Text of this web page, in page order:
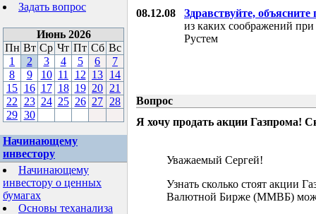
Задать вопрос
Июнь 2026
Пн Вт Ср Чт Пт Сб Вс
1
2 3 4 5 6
7
8
9 10 11 12 13 14
15 16 17 18 19 20 21
22
23 24 25 26 27 28
29 30
Начинающему
инвестору
Начинающему
инвестору о ценных
бумагах
Основы теханализа
08.12.08
Здравствуйте, объясните
из каких соображений
Рустем
Вопрос
Я хочу продать акции Газпрома!
Уважаемый Сергей!
Узнать сколько стоят акции
Валютной Бирже (ММВБ)